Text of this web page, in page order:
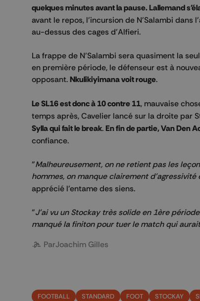
quelques minutes avant la pause. Lallemand
avant le repos, l'incursion de N'Salambi dans
au-dessus des cages d'Alfieri.
La frappe de N'Salambi sera quasiment la
en première période, le défenseur est à
opposant. Nkulikiyimana voit rouge.
Le SL16 est donc à 10 contre 11, mauvaise
temps après, Cavelier lancé sur la droite par
Sylla qui fait le break. En fin de partie, Van Den
confiance.
"Malheureusement, on ne retient pas les
hommes, on manque clairement
apprécié l'entame des siens.
"J'ai vu un Stockay très solide en 1ère
manqué la finiton pour tuer le match qui
ParJoachim Gilles
FOOTBALL STANDARD FOOT STOCKAY